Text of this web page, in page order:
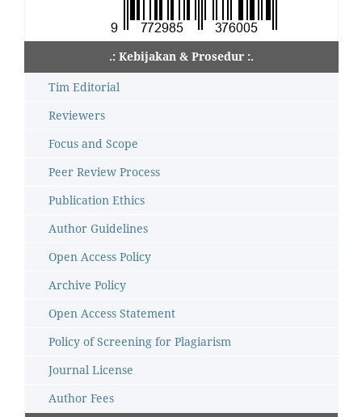
.: Kebijakan & Prosedur :.
Tim Editorial
Reviewers
Focus and Scope
Peer Review Process
Publication Ethics
Author Guidelines
Open Access Policy
Archive Policy
Open Access Statement
Policy of Screening for Plagiarism
Journal License
Author Fees